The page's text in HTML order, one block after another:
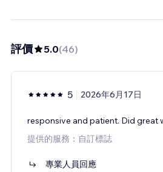
評價 5.0(46)
5 2026年6月17日
responsive and patient. Did great
提供的服務：自訂標誌
專業人員回應